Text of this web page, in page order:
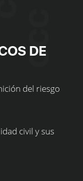
DE
del riesgo
civil y sus